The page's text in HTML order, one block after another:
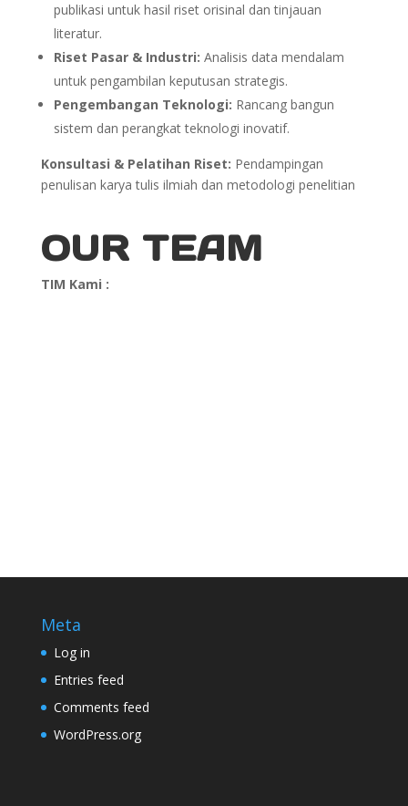
publikasi untuk hasil riset orisinal dan tinjauan
literatur.
Riset Pasar & Industri: Analisis data mendalam
untuk pengambilan keputusan strategis.
Pengembangan Teknologi: Rancang bangun
sistem dan perangkat teknologi inovatif.
Konsultasi & Pelatihan Riset: Pendampingan
penulisan karya tulis ilmiah dan metodologi penelitian
OUR TEAM
TIM Kami :
Meta
Log in
Entries feed
Comments feed
WordPress.org